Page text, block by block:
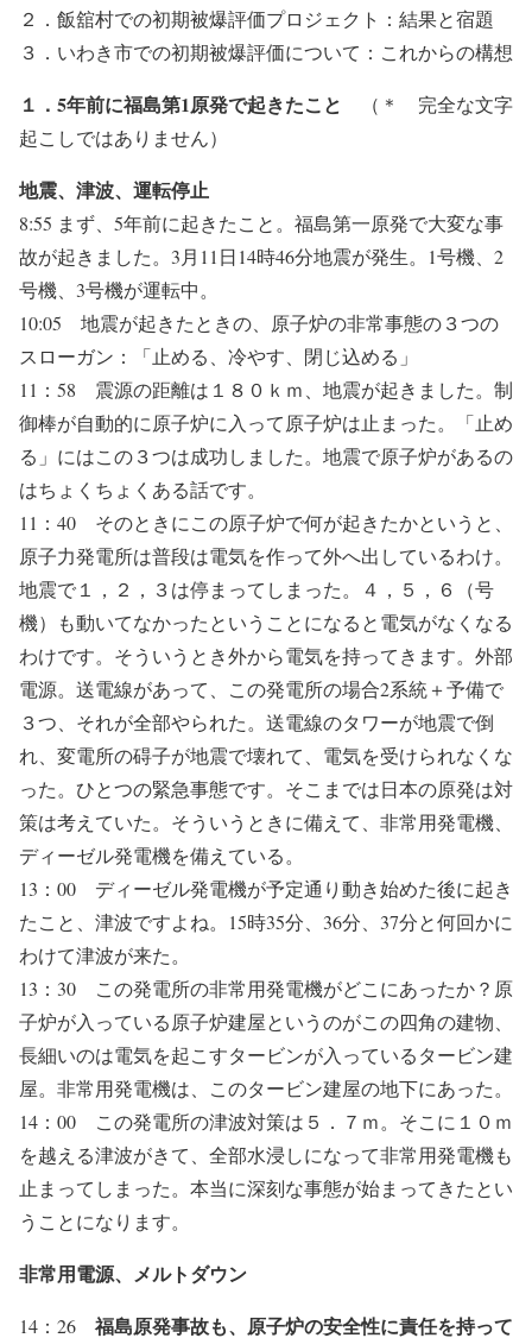
２．飯舘村での初期被爆評価プロジェクト：結果と宿題
３．いわき市での初期被爆評価について：これからの構想
１．5年前に福島第1原発で起きたこと （＊ 完全な文字
起こしではありません）
地震、津波、運転停止
8:55 まず、5年前に起きたこと。福島第一原発で大変な事
故が起きました。3月11日14時46分地震が発生。1号機、2
号機、3号機が運転中。
10:05 地震が起きたときの、原子炉の非常事態の３つの
スローガン：「止める、冷やす、閉じ込める」
11：58 震源の距離は１８０ｋｍ、地震が起きました。制
御棒が自動的に原子炉に入って原子炉は止まった。「止め
る」にはこの３つは成功しました。地震で原子炉があるの
はちょくちょくある話です。
11：40 そのときにこの原子炉で何が起きたかというと、
原子力発電所は普段は電気を作って外へ出しているわけ。
地震で１，２，３は停まってしまった。４，５，６（号
機）も動いてなかったということになると電気がなくなる
わけです。そういうとき外から電気を持ってきます。外部
電源。送電線があって、この発電所の場合2系統＋予備で
３つ、それが全部やられた。送電線のタワーが地震で倒
れ、変電所の碍子が地震で壊れて、電気を受けられなくな
った。ひとつの緊急事態です。そこまでは日本の原発は対
策は考えていた。そういうときに備えて、非常用発電機、
ディーゼル発電機を備えている。
13：00 ディーゼル発電機が予定通り動き始めた後に起き
たこと、津波ですよね。15時35分、36分、37分と何回かに
わけて津波が来た。
13：30 この発電所の非常用発電機がどこにあったか？原
子炉が入っている原子炉建屋というのがこの四角の建物、
長細いのは電気を起こすタービンが入っているタービン建
屋。非常用発電機は、このタービン建屋の地下にあった。
14：00 この発電所の津波対策は５．７ｍ。そこに１０ｍ
を越える津波がきて、全部水浸しになって非常用発電機も
止まってしまった。本当に深刻な事態が始まってきたとい
うことになります。
非常用電源、メルトダウン
14：26 福島原発事故も、原子炉の安全性に責任を持って